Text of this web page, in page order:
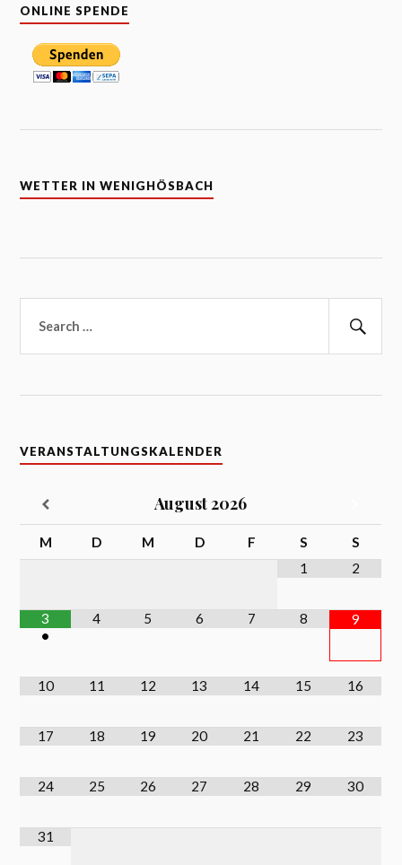
ONLINE SPENDE
WETTER IN WENIGHÖSBACH
nach:
VERANSTALTUNGSKALENDER
August2026
M D M D F S
S
1
2
3
•
4 5 6 7 8 9
10 11 12 13 14 15 16
17 18 19 20 21 22 23
24 25 26 27 28 29 30
31